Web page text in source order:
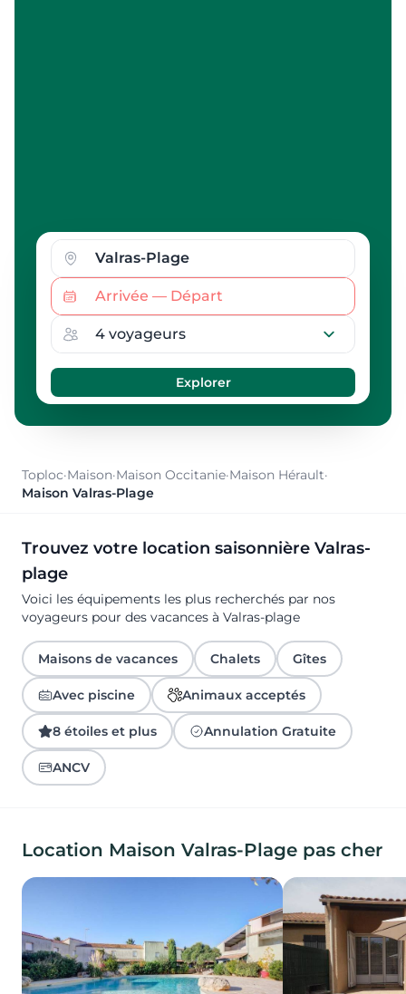
Toploc·Maison·Maison Occitanie·Maison Hérault·
Maison Valras-Plage
Trouvez votre location saisonnière Valras-
plage
Voici les équipements les plus recherchés par nos
voyageurs pour des vacances à Valras-plage
Maisons de vacances Chalets Gîtes
Avec piscine Animaux acceptés
8 étoiles et plus Annulation Gratuite
ANCV
Location Maison Valras-Plage pas cher